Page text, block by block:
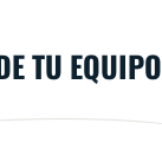
TU EQUIPO